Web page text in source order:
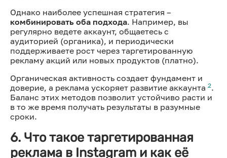
Однако наиболее успешная стратегия –
комбинировать оба подхода. Например, вы
регулярно ведете аккаунт, общаетесь с
аудиторией (органика), и периодически
поддерживаете рост через таргетированную
рекламу акций или новых продуктов (платно).
Органическая активность создает фундамент и
доверие, а реклама ускоряет развитие аккаунта 2.
Баланс этих методов позволит устойчиво расти и
в то же время получать результаты в разумные
сроки.
6. Что такое таргетированная
реклама в Instagram и как её